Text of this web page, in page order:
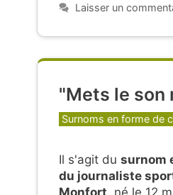
Laisser un
"Mets le son
Catégories
Surnoms en forme de
Il s'agit du surnom
du journaliste
Monfort, né le 12